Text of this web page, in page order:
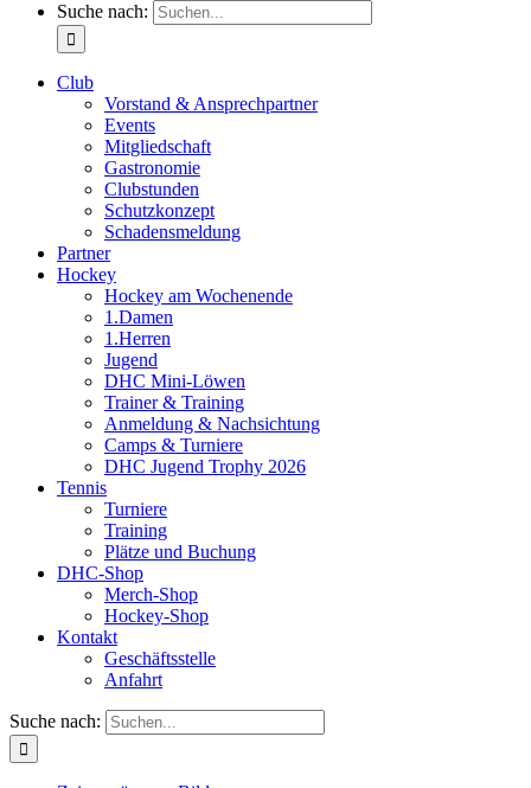
Suche nach:
Club
Vorstand & Ansprechpartner
Events
Mitgliedschaft
Gastronomie
Clubstunden
Schutzkonzept
Schadensmeldung
Partner
Hockey
Hockey am Wochenende
1.Damen
1.Herren
Jugend
DHC Mini-Löwen
Trainer & Training
Anmeldung & Nachsichtung
Camps & Turniere
DHC Jugend Trophy 2026
Tennis
Turniere
Training
Plätze und Buchung
DHC-Shop
Merch-Shop
Hockey-Shop
Kontakt
Geschäftsstelle
Anfahrt
Suche nach: